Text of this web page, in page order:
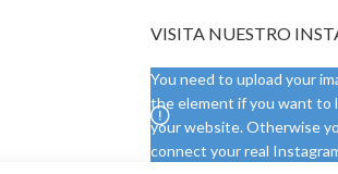
VISITA NUESTRO
You need to upload your
the element if you want to
your website. Otherwise
connect your real